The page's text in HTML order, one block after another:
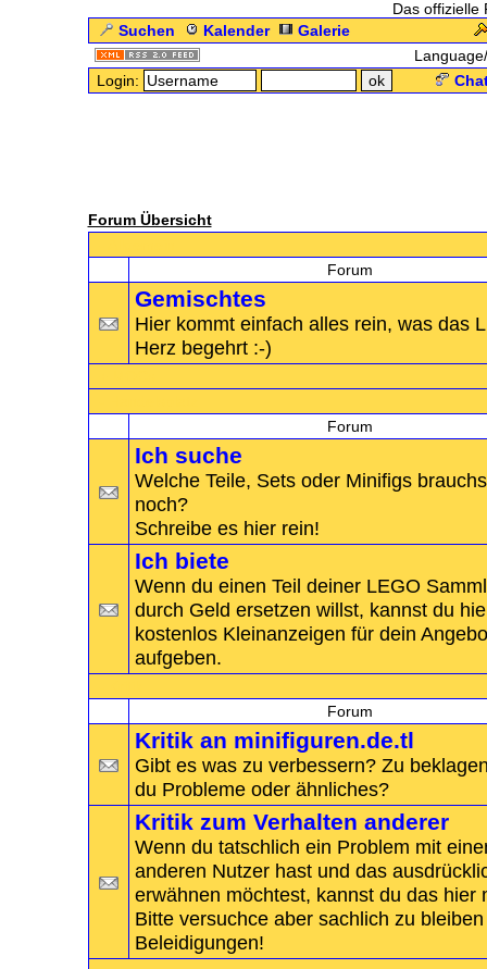
Das offizielle
Suchen
Kalender
Galerie
Login:
Forum Übersicht
Forum
Gemischtes
Hier kommt einfach alles rein, was das
Herz begehrt :-)
Forum
Ich suche
Welche Teile, Sets oder Minifigs
noch?
Schreibe es hier rein!
Ich biete
Wenn du einen Teil deiner LEGO
durch Geld ersetzen willst, kannst du
kostenlos Kleinanzeigen für dein
aufgeben.
Forum
Kritik an minifiguren.de.tl
Gibt es was zu verbessern? Zu
du Probleme oder ähnliches?
Kritik zum Verhalten anderer
Wenn du tatschlich ein Problem mit
anderen Nutzer hast und das
erwähnen möchtest, kannst du das hier
Bitte versuchce aber sachlich zu
Beleidigungen!